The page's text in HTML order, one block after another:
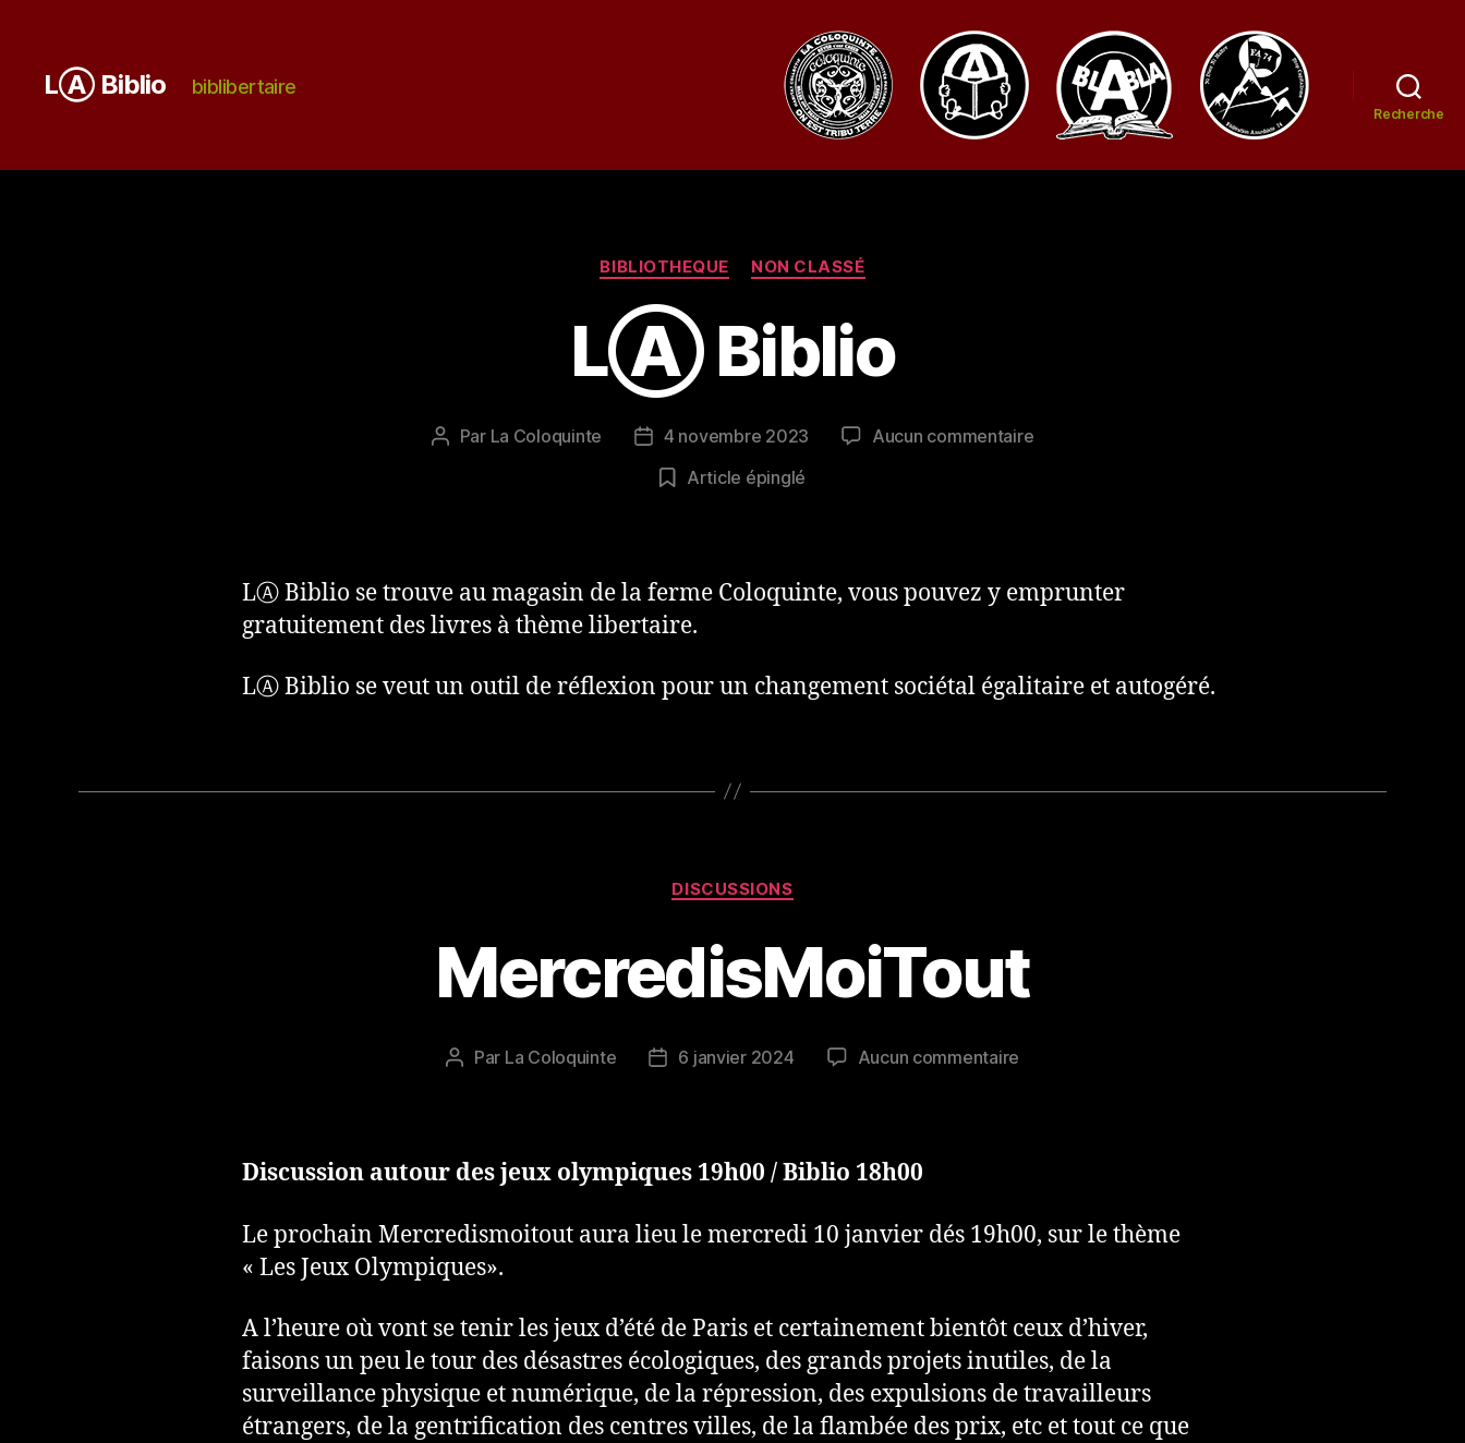
LⒶ Biblio biblibertaire
Recherche
Catégories
BIBLIOTHEQUE NON CLASSÉ
LⒶ Biblio
Auteur
Par La Coloquinte
Date
de
l’article
4 novembre 2023 Aucun commentairesur
Article épinglé
LⒶ Biblio se trouve au magasin de la ferme Coloquinte, vous pouvez y emprunter
gratuitement des livres à thème libertaire.
LⒶ Biblio se veut un outil de réflexion pour un changement sociétal égalitaire et autogéré.
Catégories
DISCUSSIONS
MercredisMoiTout
Auteur
Par La Coloquinte
Date6 janvier 2024 Aucun commentaire
Discussion autour des jeux olympiques 19h00 / Biblio 18h00
Le prochain Mercredismoitout aura lieu le mercredi 10 janvier dés 19h00, sur le thème
« Les Jeux Olympiques».
A l’heure où vont se tenir les jeux d’été de Paris et certainement bientôt ceux d’hiver,
faisons un peu le tour des désastres écologiques, des grands projets inutiles, de la
surveillance physique et numérique, de la répression, des expulsions de travailleurs
étrangers, de la gentrification des centres villes, de la flambée des prix, etc et tout ce que